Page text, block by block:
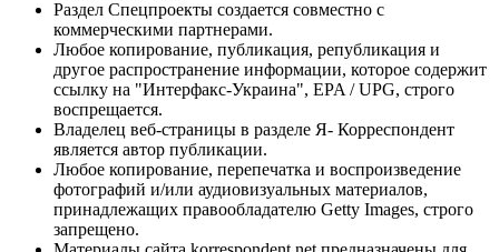
Раздел Спецпроекты создается совместно с
коммерческими партнерами.
Любое копирование, публикация, републикация и
другое распространение информации, которое содержит
ссылку на "Интерфакс-Украина", EPA / UPG, строго
воспрещается.
Владелец веб-страницы в разделе Я- Корреспондент
является автор публикации.
Любое копирование, перепечатка и воспроизведение
фотографий и/или аудиовизуальных материалов,
принадлежащих правообладателю Getty Images, строго
запрещено.